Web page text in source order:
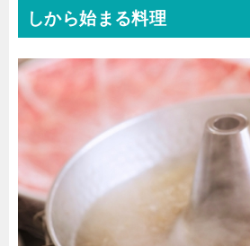
しから始まる料理